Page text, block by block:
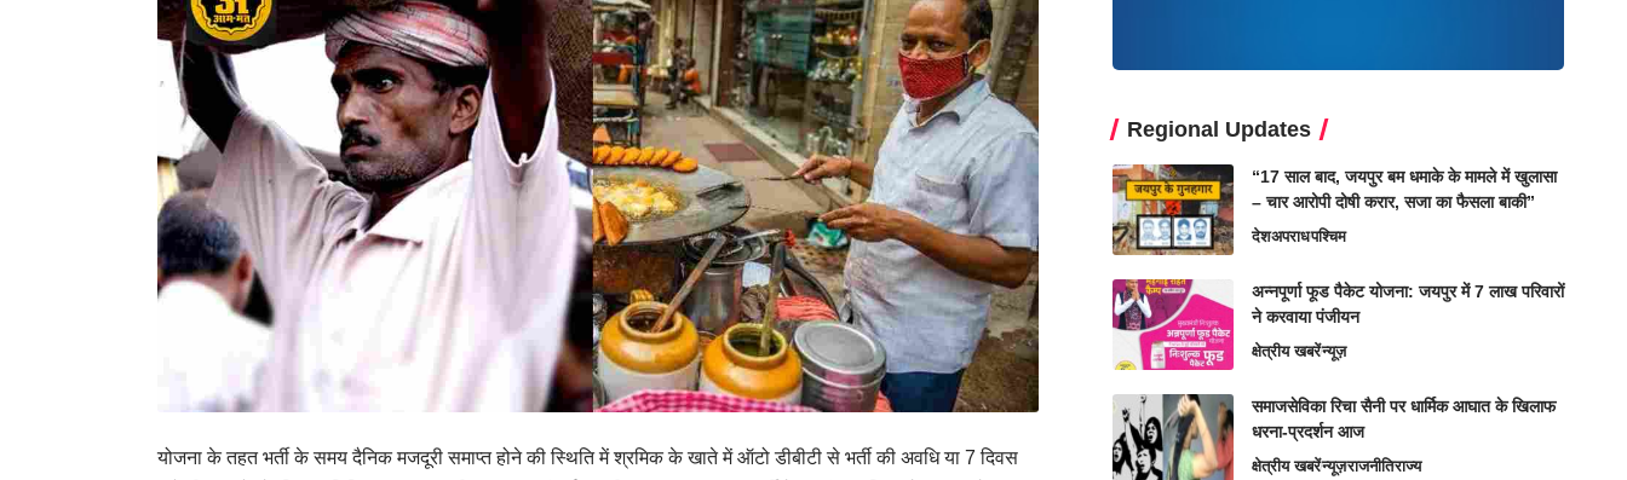
योजना के तहत भर्ती के समय दैनिक मजदूरी समाप्त होने की स्थिति में श्रमिक के खाते में ऑटो डीबीटी से भर्ती की अवधि या 7 दिवस
Regional Updates
“17 साल बाद, जयपुर बम धमाके के मामले में खुलासा
– चार आरोपी दोषी करार, सजा का फैसला बाकी”
देशअपराधपश्चिम
अन्नपूर्णा फूड पैकेट योजना: जयपुर में 7 लाख परिवारों
ने करवाया पंजीयन
क्षेत्रीय खबरेंन्यूज़
समाजसेविका रिचा सैनी पर धार्मिक आघात के खिलाफ
धरना-प्रदर्शन आज
क्षेत्रीय खबरेंन्यूज़राजनीतिराज्य